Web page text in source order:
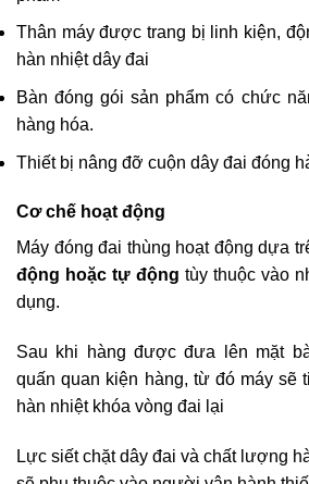
Thân máy được trang bị linh kiện,
hàn nhiệt dây đai
Bàn đóng gói sản phẩm có chức
hàng hóa.
Thiết bị nâng đỡ cuộn dây đai đóng
Cơ chế hoạt động
Máy đóng đai thùng hoạt động dựa
động hoặc tự động tùy thuộc vào
dụng.
Sau khi hàng được đưa lên mặt
quấn quan kiện hàng, từ đó máy sẽ
hàn nhiệt khóa vòng đai lại
Lực siết chặt dây đai và chất lượng